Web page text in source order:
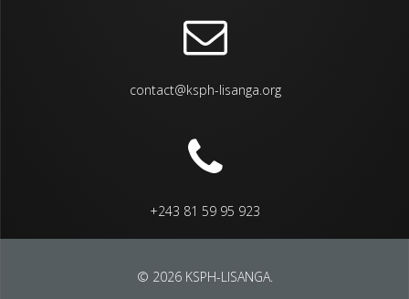
contact@ksph-lisanga.org
+243 81 59 95 923
© 2026 KSPH-LISANGA.